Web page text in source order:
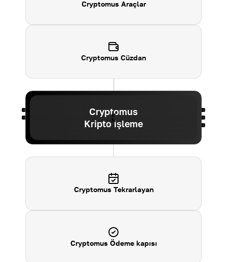
Cryptomus Araçlar
Cryptomus Cüzdan
Cryptomus
Kripto işleme
Cryptomus Tekrarlayan
Cryptomus Ödeme kapısı